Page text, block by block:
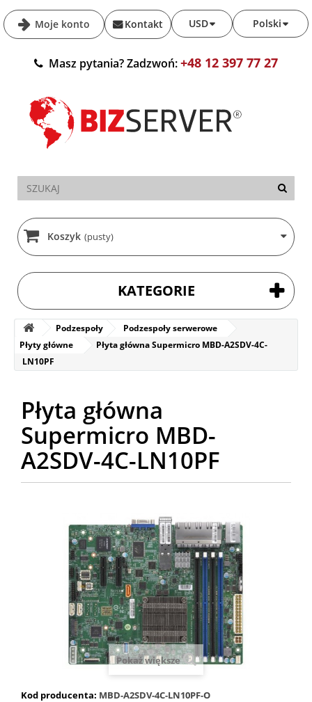
Moje konto Polski
USD
Kontakt
Masz pytania? Zadzwoń:+48 12 397 77 27
Koszyk (pusty)
KATEGORIE
Podzespoły
Podzespoły serwerowe
Płyty główne
Płyta główna Supermicro MBD-A2SDV-4C-
LN10PF
Płyta główna
Supermicro MBD-
A2SDV-4C-LN10PF
Pokaż większe
Kod producenta: MBD-A2SDV-4C-LN10PF-O